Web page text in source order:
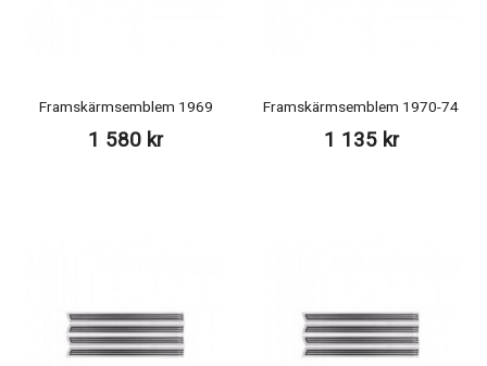
Framskärmsemblem 1969
1 580 kr
Framskärmsemblem 1970-74
1 135 kr